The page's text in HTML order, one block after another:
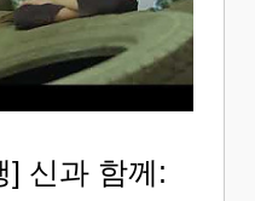
] 신과 함께: